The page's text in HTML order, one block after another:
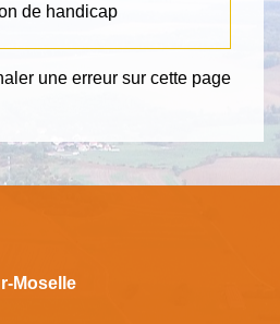
de handicap
une erreur sur cette page
Moselle